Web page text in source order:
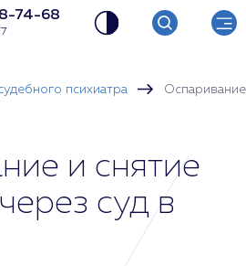
74-68
психиатра
и снятие
суд в